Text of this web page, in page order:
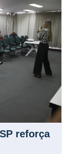
reforça